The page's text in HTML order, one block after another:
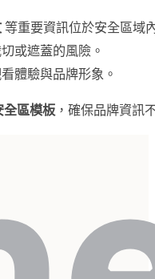
等重要資訊位於安全區域
或遮蓋的風險。
體驗與品牌形象。
區模板 ，確保品牌資訊